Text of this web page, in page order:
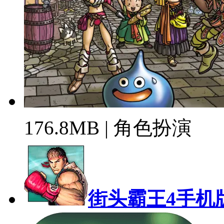
176.8MB | 角色扮演
街头霸王4手机